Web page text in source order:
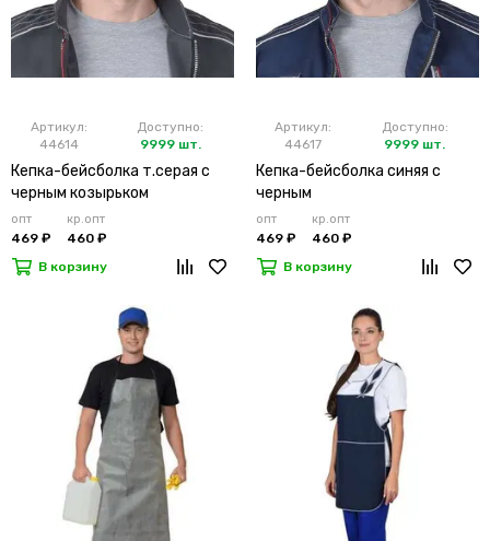
Артикул:
44614
Доступно:
9999 шт.
Кепка-бейсболка т.серая с
черным козырьком
опт
469 ₽
кр.опт
460 ₽
В корзину
Артикул:
44617
Доступно:
9999 шт.
Кепка-бейсболка синяя с
черным
опт
469 ₽
кр.опт
460 ₽
В корзину